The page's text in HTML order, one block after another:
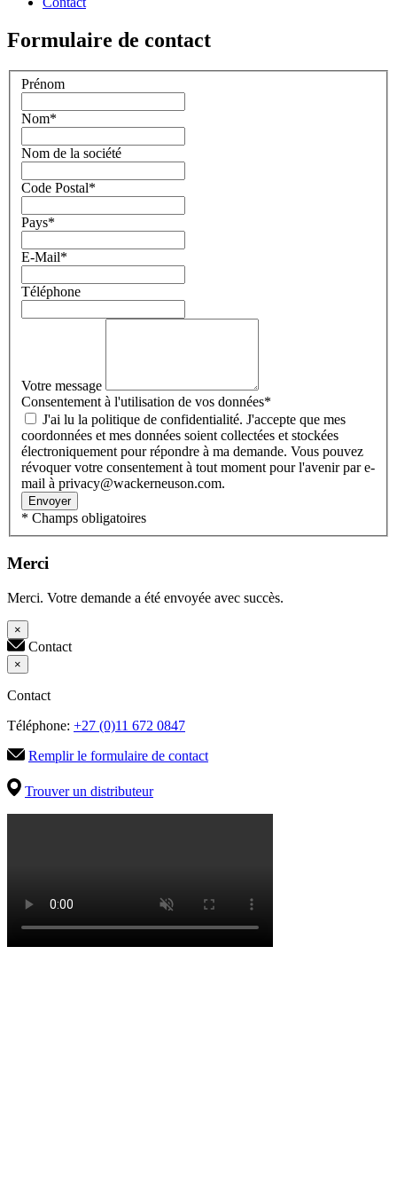
Formulaire de contact
Prénom
Nom*
Nom de la société
Code Postal*
Pays*
E-Mail*
Téléphone
Votre message
Consentement à l'utilisation de vos données*
coordonnées et mes données soient collectées et stockées
électroniquement pour répondre à ma demande. Vous pouvez
révoquer votre consentement à tout moment pour l'avenir par e-
mail à privacy@wackerneuson.com.
Envoyer
* Champs obligatoires
Merci
Merci. Votre demande a été envoyée avec succès.
×
Contact
×
Contact
Téléphone: +27 (0)11 672 0847
Remplir le formulaire de contact
Trouver un distributeur